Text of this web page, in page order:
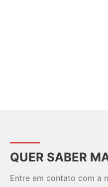
QUER SABER
Entre em contato com a